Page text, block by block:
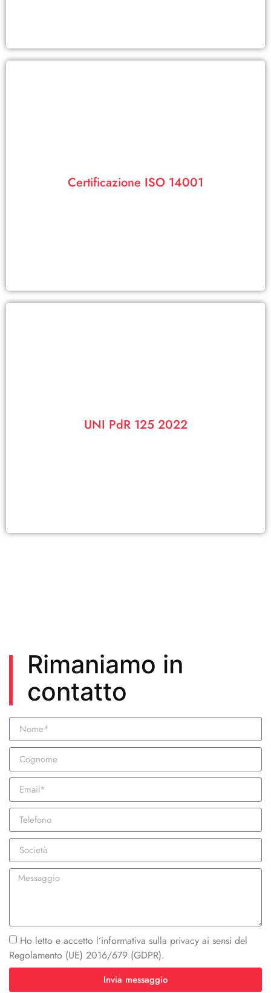
Certificazione ISO 14001
La nostra certificazione ISO 14001 garantisce il nostro impegno
UNI PdR 125 2022
UNI PdR 125 2022 garantisce il sistema di gestione per la parità
Rimaniamo in
contatto
Ho letto e accetto l’informativa sulla privacy ai sensi del
Regolamento (UE) 2016/679 (GDPR).
Invia messaggio